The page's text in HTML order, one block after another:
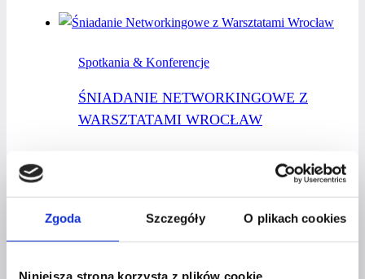
Zgoda Szczegóły O plikach cookies
Niniejsza strona korzysta z plików cookie
Spotkania & Konferencje
ŚNIADANIE NETWORKINGOWE Z
WARSZTATAMI WROCŁAW
cena
wynosiła:
Aktualna
cena
wynosi:
Dodaj do koszyka
Spotkania & Konferencje